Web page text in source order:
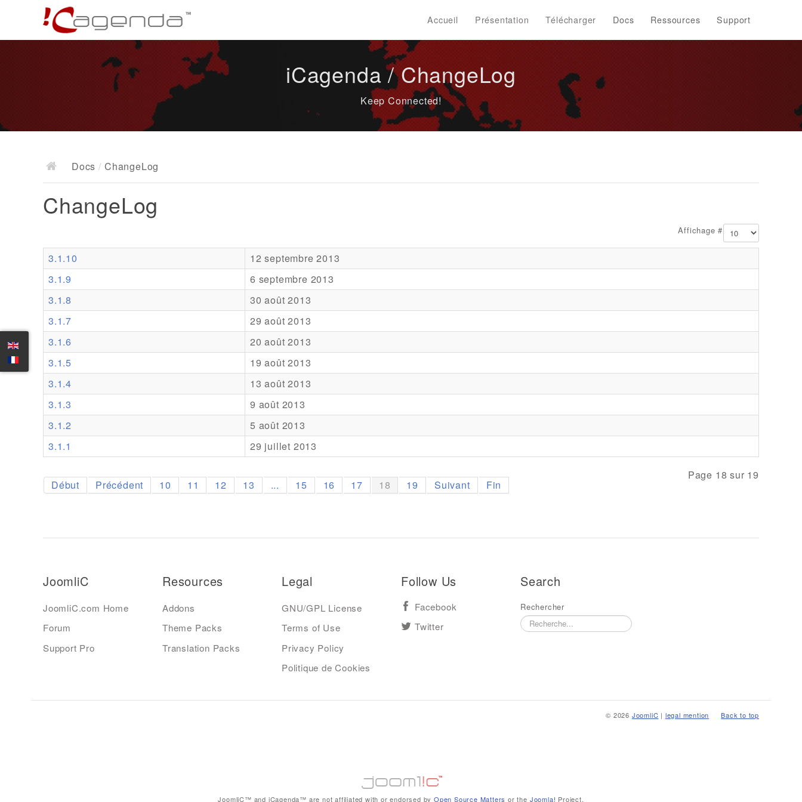
Accueil Présentation Télécharger Docs Ressources Support
iCagenda / ChangeLog
Keep Connected!
Docs / ChangeLog
ChangeLog
Affichage #
3.1.10
12 septembre 2013
3.1.9
6 septembre 2013
3.1.8
30 août 2013
3.1.7
29 août 2013
3.1.6
20 août 2013
3.1.5
19 août 2013
3.1.4
13 août 2013
3.1.3
9 août 2013
3.1.2
5 août 2013
3.1.1
29 juillet 2013
Page 18 sur 19
Début Précédent 10 11 12 13 ... 15 16 17 18 19 Suivant Fin
JoomliC
JoomliC.com Home
Forum
Support Pro
Resources
Addons
Theme Packs
Translation Packs
Legal
GNU/GPL License
Terms of Use
Privacy Policy
Politique de Cookies
Follow Us
Facebook
Twitter
Search
Rechercher
Back to top
© 2026 JoomliC | legal mention
JoomliC™ and iCagenda™ are not affiliated with or endorsed byOpen Source Matters or the Joomla! Project.